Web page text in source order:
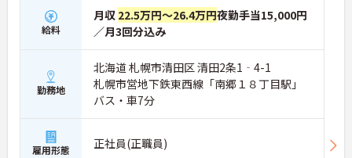
給料
月収 22.5万円～26.4万円夜勤手当15,000円
／月3回分込み
勤務地
北海道 札幌市清田区 清田2条1‐4-1
札幌市営地下鉄東西線「南郷１８丁目駅」
バス・車7分
雇用形態 正社員(正職員)